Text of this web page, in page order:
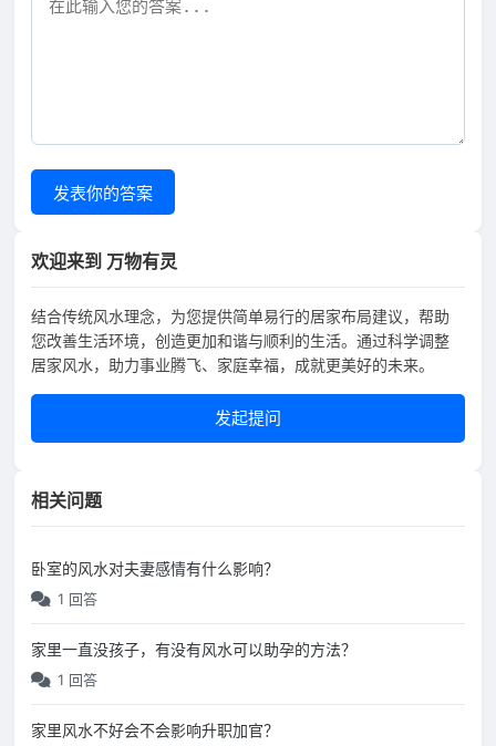
发表你的答案
欢迎来到 万物有灵
结合传统风水理念，为您提供简单易行的居家布局建议，帮助
您改善生活环境，创造更加和谐与顺利的生活。通过科学调整
居家风水，助力事业腾飞、家庭幸福，成就更美好的未来。
发起提问
相关问题
卧室的风水对夫妻感情有什么影响？
1 回答
家里一直没孩子，有没有风水可以助孕的方法？
1 回答
家里风水不好会不会影响升职加官？